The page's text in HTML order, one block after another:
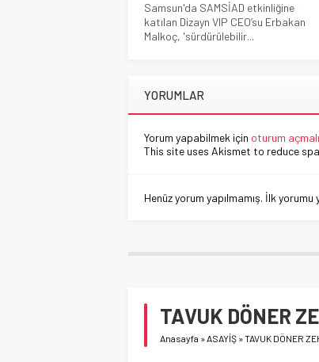
Samsun'da SAMSİAD etkinliğine
katılan Dizayn VIP CEO’su Erbakan
Malkoç, 'sürdürülebilir...
YORUMLAR
Yorum yapabilmek için oturum
This site uses Akismet to reduce
Henüz yorum yapılmamış. İlk
TAVUK DÖNER
Anasayfa »ASAYİŞ »TAVUK DÖNER